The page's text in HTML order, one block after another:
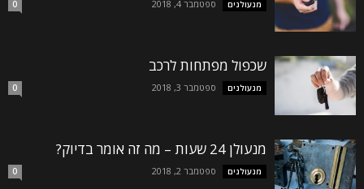
מנעולנים ספטמבר 4, 2018 0
שכפול מפתחות לרכב
מנעולנים ספטמבר 3, 2018 0
מנעולן 24 שעות – מה זה אומר בדיוק?
מנעולנים ספטמבר 2, 2018 0